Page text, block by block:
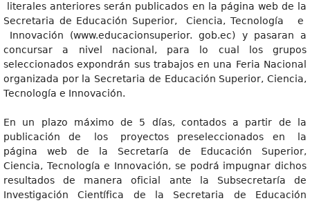
literales anteriores serán publicados en la página web de la
Secretaria de Educación Superior, Ciencia, Tecnología e
Innovación (www.educacionsuperior. gob.ec) y pasaran a
concursar a nivel nacional, para lo cual los grupos
seleccionados expondrán sus trabajos en una Feria Nacional
organizada por la Secretaria de Educación Superior, Ciencia,
Tecnología e Innovación.
En un plazo máximo de 5 días, contados a partir de la
publicación de los proyectos preseleccionados en la
página web de la Secretaría de Educación Superior,
Ciencia, Tecnología e Innovación, se podrá impugnar dichos
resultados de manera oficial ante la Subsecretaría de
Investigación Científica de la Secretaria de Educación